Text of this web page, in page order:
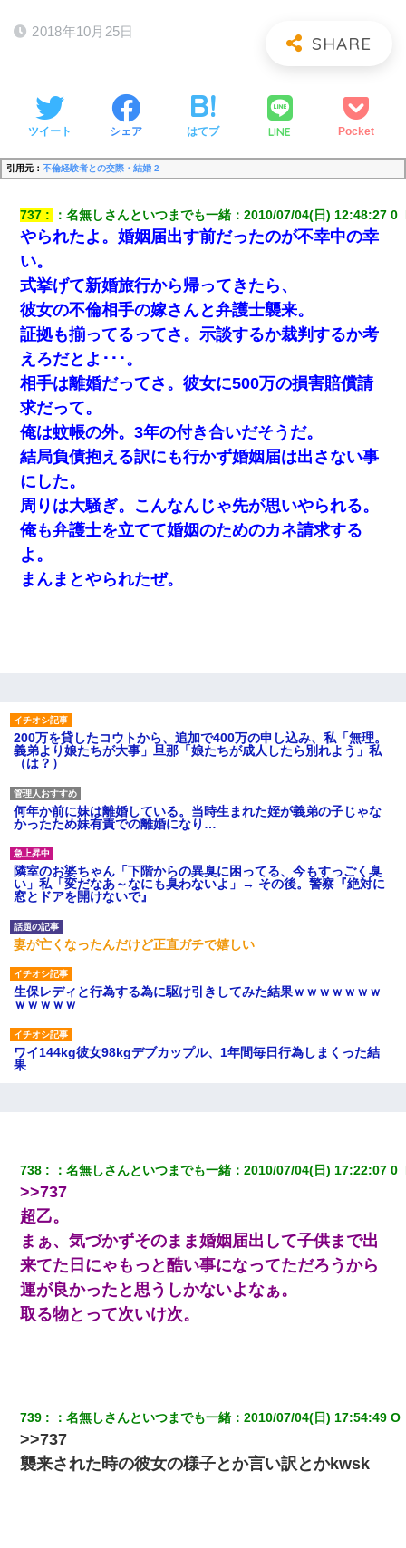
2018年10月25日
ツイート シェア はてブ LINE Pocket
引用元： 不倫経験者との交際・結婚 2
737 ：名無しさんといつまでも一緒 ：2010/07/04(日) 12:48:27 0
やられたよ。婚姻届出す前だったのが不幸中の幸
い。
式挙げて新婚旅行から帰ってきたら、
彼女の不倫相手の嫁さんと弁護士襲来。
証拠も揃ってるってさ。示談するか裁判するか考
えろだとよ･･･。
相手は離婚だってさ。彼女に500万の損害賠償請
求だって。
俺は蚊帳の外。3年の付き合いだそうだ。
結局負債抱える訳にも行かず婚姻届は出さない事
にした。
周りは大騒ぎ。こんなんじゃ先が思いやられる。
俺も弁護士を立てて婚姻のためのカネ請求する
よ。
まんまとやられたぜ。
200万を貸したコウトから、追加で400万の申し込み、私「無理。
義弟より娘たちが大事」旦那「娘たちが成人したら別れよう」私
（は？）
何年か前に妹は離婚している。当時生まれた姪が義弟の子じゃな
かったため妹有責での離婚になり…
隣室のお婆ちゃん「下階からの異臭に困ってる、今もすっごく臭
い」私「変だなあ～なにも臭わないよ」→ その後。警察『絶対に
窓とドアを開けないで』
妻が亡くなったんだけど正直ガチで嬉しい
生保レディと行為する為に駆け引きしてみた結果ｗｗｗｗｗｗｗ
ｗｗｗｗｗ
ワイ144kg彼女98kgデブカップル、1年間毎日行為しまくった結
果
【悲報】お風呂で父親と姉が完全に行為してるんだが...
旦那の元嫁「離婚したとはいえ、私が本来の妻。許可なく結婚す
るなんてどういう神経してるの？離婚届を記入して持って来い」
→笑いが止まらなくなり・・・
妹が嘘つきな元カレと寄りを戻してしまったという話をしていた
ら、旦那の顔が曇って雰囲気が一転。そそくさと話を切り上げて
いつもより早く寝付いてしまった…｜生活｜ワロタあんてな
9月に付き合い始めたけどこの、この人と結婚はないわと判断して
別れた。その元彼が交通事故で重体になっているらしく…
738 ：名無しさんといつまでも一緒 ：2010/07/04(日) 17:22:07 0
>>737
超乙。
まぁ、気づかずそのまま婚姻届出して子供まで出
来てた日にゃもっと酷い事になってただろうから
運が良かったと思うしかないよなぁ。
取る物とって次いけ次。
739 ：名無しさんといつまでも一緒 ：2010/07/04(日) 17:54:49 O
>>737
襲来された時の彼女の様子とか言い訳とかkwsk